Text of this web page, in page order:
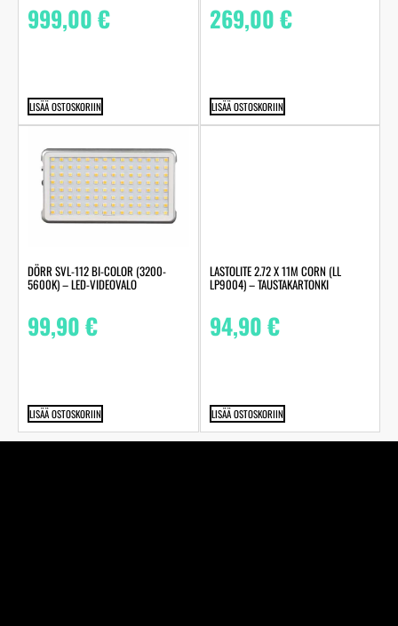
999,00€
LISÄÄ OSTOSKORIIN
269,00€
LISÄÄ OSTOSKORIIN
DÖRR SVL-112 BI-COLOR (3200-
5600K) – LED-VIDEOVALO
99,90€
LISÄÄ OSTOSKORIIN
LASTOLITE 2.72 X 11M CORN (LL
LP9004) – TAUSTAKARTONKI
94,90€
LISÄÄ OSTOSKORIIN